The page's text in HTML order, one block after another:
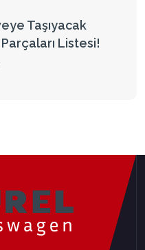
Taşıyacak
Listesi!